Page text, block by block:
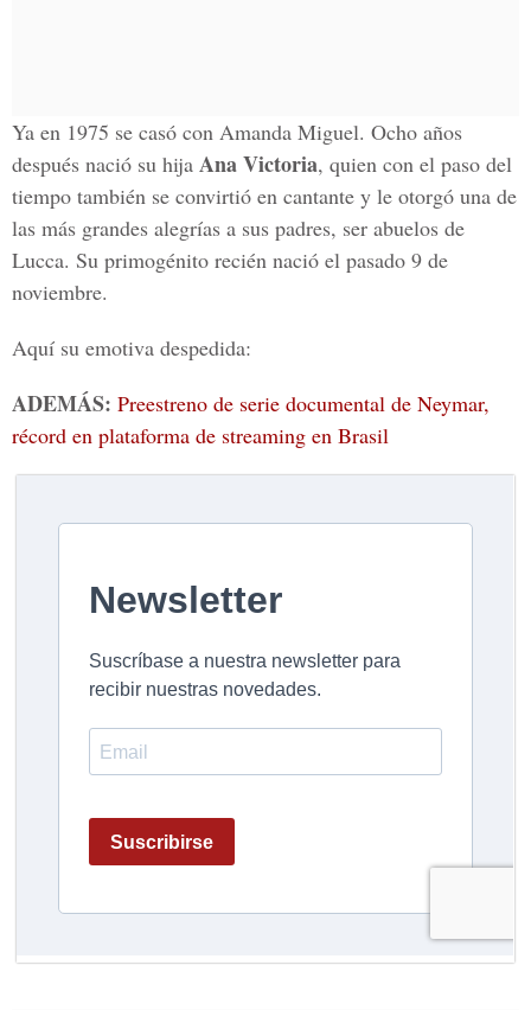
Ya en 1975 se casó con Amanda Miguel. Ocho años
después nació su hija Ana Victoria, quien con el paso del
tiempo también se convirtió en cantante y le otorgó una de
las más grandes alegrías a sus padres, ser abuelos de
Lucca. Su primogénito recién nació el pasado 9 de
noviembre.
Aquí su emotiva despedida:
ADEMÁS: Preestreno de serie documental de Neymar,
récord en plataforma de streaming en Brasil